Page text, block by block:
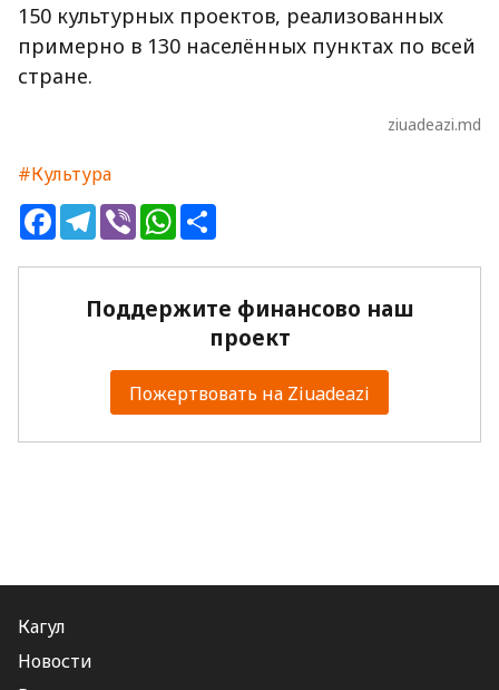
150 культурных проектов, реализованных
примерно в 130 населённых пунктах по всей
стране.
ziuadeazi.md
#Культура
FacebookTelegram
ViberWhatsApp
Поддержите финансово наш
проект
Пожертвовать на Ziuadeazi
Кагул
Новости